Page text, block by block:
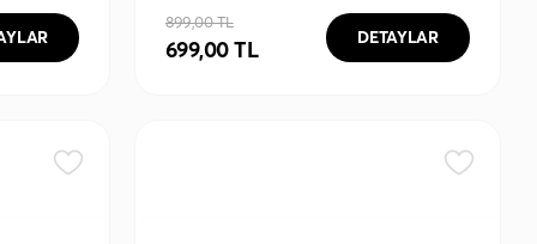
899,00 TL
699,00 TL DETAYLAR